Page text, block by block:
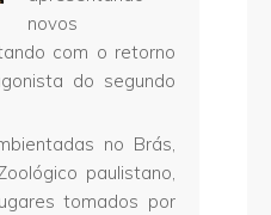
novos
com o retorno
do segundo
no Brás,
paulistano,
tomados por